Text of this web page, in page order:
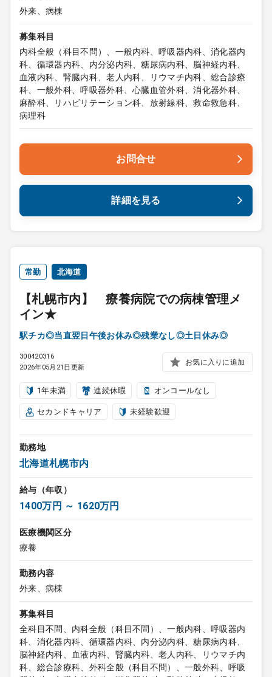
外来、病棟
募集科目
内科全般（科目不問）、一般内科、呼吸器内科、消化器内
科、循環器内科、内分泌内科、糖尿病内科、脳神経内科、
血液内科、腎臓内科、老人内科、リウマチ内科、総合診療
科、一般外科、呼吸器外科、心臓血管外科、消化器外科、
麻酔科、リハビリテーション科、放射線科、救命救急科、
病理科
お問合せ
詳細を見る
常勤 北海道
【札幌市内】 療養病院での病棟管理メ
イン★
駅チカ◎当直翌日午後お休み◎残業なし◎土日休み◎
300420316
2026年05月21日更新
お気に入りに追加
1年未満 連続休暇 オンコールなし
セカンドキャリア 未経験歓迎
勤務地
北海道札幌市内
給与（年収）
1400万円 ～ 1620万円
医療機関区分
療養
勤務内容
外来、病棟
募集科目
全科目不問、内科全般（科目不問）、一般内科、呼吸器内
科、消化器内科、循環器内科、内分泌内科、糖尿病内科、
脳神経内科、血液内科、腎臓内科、老人内科、リウマチ内
科、総合診療科、外科全般（科目不問）、一般外科、呼吸